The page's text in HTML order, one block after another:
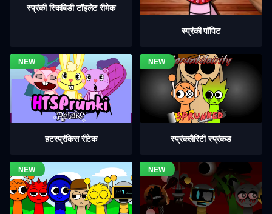
स्प्रंकी स्किबिडी टॉइलेट रीमेक
स्प्रंकी पॉपिट
हटस्प्रंकिस रीटेक स्प्रंकलैरिटी स्प्रंकड